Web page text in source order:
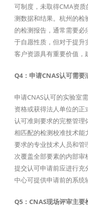
可制度，未取得CMA资
测数据和结果。杭州的检
的检测报告，通常需要必
于自愿性质，但对于提
客户资源具有重要价值，
Q4：申请CNAS认可需要
申请CNAS认可的实验室
资格或获得法人单位的正
认可准则要求的完整管理
相匹配的检测校准技术能
要求的专业技术人员和管
次覆盖全部要素的内部
提交认可申请前应进行充
中心可提供申请前的系统
Q5：CNAS现场评审主要